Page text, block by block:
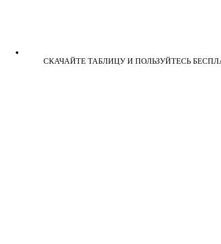
СКАЧАЙТЕ ТАБЛИЦУ И ПОЛЬЗУЙТЕСЬ